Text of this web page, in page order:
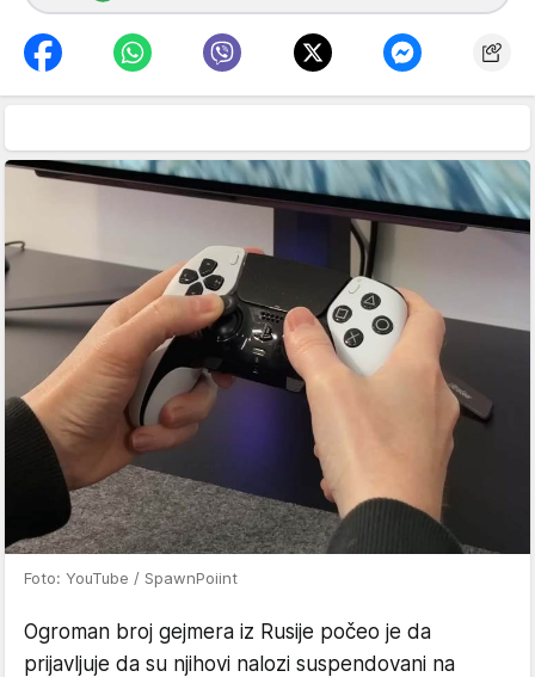
Foto: YouTube / SpawnPoiint
Ogroman broj gejmera iz Rusije počeo je da
prijavljuje da su njihovi nalozi suspendovani na